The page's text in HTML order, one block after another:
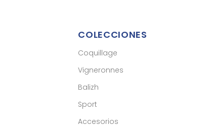
COLECCIONES
Coquillage
Vigneronnes
Balizh
Sport
Accesorios